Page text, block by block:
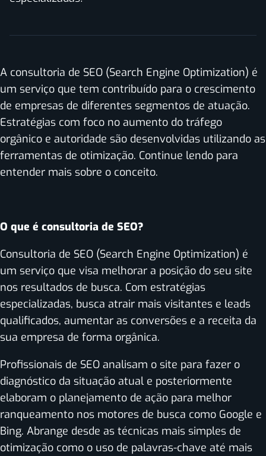
A consultoria de SEO (Search Engine Optimization) é
um serviço que tem contribuído para o crescimento
de empresas de diferentes segmentos de atuação.
Estratégias com foco no aumento do tráfego
orgânico e autoridade são desenvolvidas utilizando as
ferramentas de otimização. Continue lendo para
entender mais sobre o conceito.
O que é consultoria de SEO?
Consultoria de SEO (Search Engine Optimization) é
um serviço que visa melhorar a posição do seu site
nos resultados de busca. Com estratégias
especializadas, busca atrair mais visitantes e leads
qualificados, aumentar as conversões e a receita da
sua empresa de forma orgânica.
Profissionais de SEO analisam o site para fazer o
diagnóstico da situação atual e posteriormente
elaboram o planejamento de ação para melhor
ranqueamento nos motores de busca como Google e
Bing. Abrange desde as técnicas mais simples de
otimização como o uso de palavras-chave até mais